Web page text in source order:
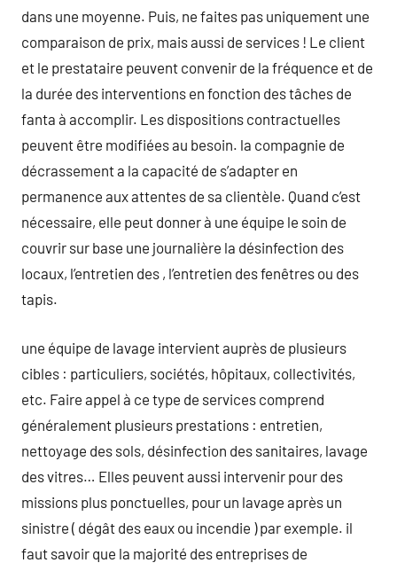
dans une moyenne. Puis, ne faites pas uniquement une
comparaison de prix, mais aussi de services ! Le client
et le prestataire peuvent convenir de la fréquence et de
la durée des interventions en fonction des tâches de
fanta à accomplir. Les dispositions contractuelles
peuvent être modifiées au besoin. la compagnie de
décrassement a la capacité de s’adapter en
permanence aux attentes de sa clientèle. Quand c’est
nécessaire, elle peut donner à une équipe le soin de
couvrir sur base une journalière la désinfection des
locaux, l’entretien des , l’entretien des fenêtres ou des
tapis.
une équipe de lavage intervient auprès de plusieurs
cibles : particuliers, sociétés, hôpitaux, collectivités,
etc. Faire appel à ce type de services comprend
généralement plusieurs prestations : entretien,
nettoyage des sols, désinfection des sanitaires, lavage
des vitres… Elles peuvent aussi intervenir pour des
missions plus ponctuelles, pour un lavage après un
sinistre ( dégât des eaux ou incendie ) par exemple. il
faut savoir que la majorité des entreprises de